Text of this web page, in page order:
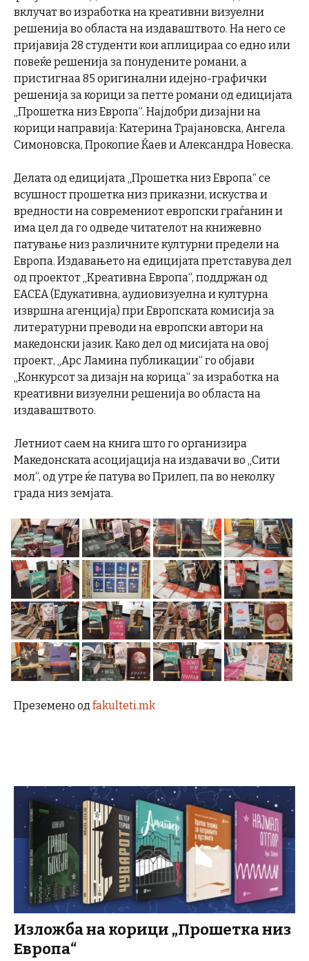
вклучат во изработка на креативни визуелни
решенија во областа на издаваштвото. На него се
пријавија 28 студенти кои аплицираа со едно или
повеќе решенија за понудените романи, а
пристигнаа 85 оригинални идејно-графички
решенија за корици за петте романи од едицијата
„Прошетка низ Европа“. Најдобри дизајни на
корици направија: Катерина Трајановска, Ангела
Симоновска, Прокопие Ќаев и Александра Новеска.
Делата од eдицијата „Прошетка низ Европа“ се
всушност прошетка низ приказни, искуства и
вредности на современиот европски граѓанин и
има цел да го одведе читателот на книжевно
патување низ различните културни предели на
Европа. Издавањето на едицијата претставува дел
од проектот „Креативна Европа“, поддржан од
EACEA (Едукативна, аудиовизуелна и културна
извршна агенција) при Европската комисија за
литературни преводи на европски автори на
македонски јазик. Како дел од мисијата на овој
проект, „Арс Ламина публикации“ го објави
„Конкурсот за дизајн на корица“ за изработка на
креативни визуелни решенија во областа на
издаваштвото.
Летниот саем на книга што го организира
Македонската асоцијација на издавачи во „Сити
мол“, од утре ќе патува во Прилеп, па во неколку
града низ земјата.
Преземено одfakulteti.mk
Изложба на корици „Прошетка низ
Европа“